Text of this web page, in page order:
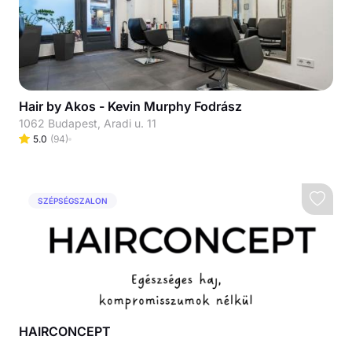
Hair by Akos - Kevin Murphy Fodrász
1062 Budapest, Aradi u. 11
5.0 (94)
SZÉPSÉGSZALON
HAIRCONCEPT